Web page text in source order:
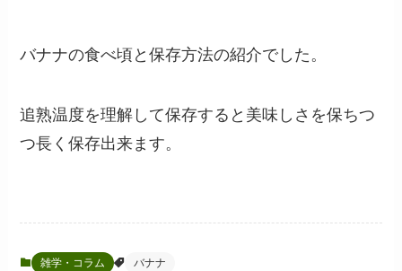
バナナの食べ頃と保存方法の紹介でした。
追熟温度を理解して保存すると美味しさを保ちつ
つ長く保存出来ます。
雑学・コラム バナナ